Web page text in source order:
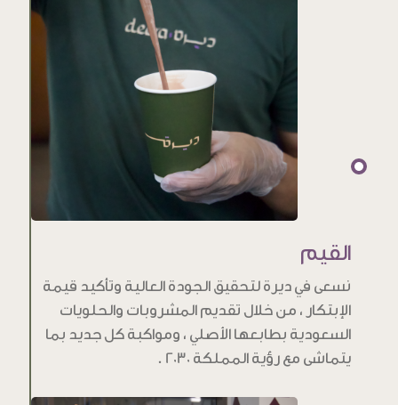
القيم
نسعى في ديرة لتحقيق الجودة العالية وتأكيد قيمة
الإبتكار ، من خلال تقديم المشروبات والحلويات
السعودية بطابعها الأصلي ، ومواكبة كل جديد بما
يتماشى مع رؤية المملكة 2030 .